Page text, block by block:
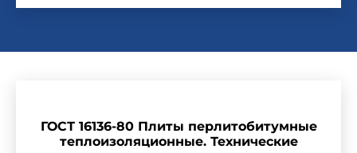
ГОСТ 16136-80 Плиты перлитобитумные
теплоизоляционные. Технические